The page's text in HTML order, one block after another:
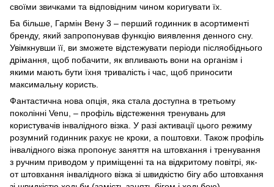
своїми звичками та відповідним чином коригувати їх.
Ба більше, Гармін Вену 3 – перший годинник в асортименті
бренду, який запропонував функцію виявлення денного сну.
Увімкнувши її, ви зможете відстежувати періоди післяобіднього
дрімання, щоб побачити, як впливають вони на організм і
якими мають бути їхня тривалість і час, щоб приносити
максимальну користь.
Фантастична нова опція, яка стала доступна в третьому
поколінні Venu, – профіль відстеження тренувань для
користувачів інвалідного візка. У разі активації цього режиму
розумний годинник рахує не кроки, а поштовхи. Також профіль
інвалідного візка пропонує заняття на штовхання і тренування
з ручним приводом у приміщенні та на відкритому повітрі, як-
от штовхання інвалідного візка зі швидкістю бігу або штовхання